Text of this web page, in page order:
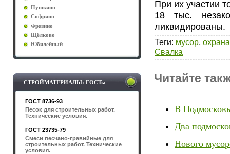
Пушкино
Софрино
Фрязино
Щёлково
Юбилейный
СТРОЙМАТЕРИАЛЫ: ГОСТы
ГОСТ 8736-93
Песок для строительных работ.
Технические условия.
ГОСТ 23735-79
Смеси песчано-гравийные для
строительных работ. Технические
условия.
При их участии
18 тыс.
ликвидированы.
Теги: мусор,
Свалка
Читайте
В
Два
Нового